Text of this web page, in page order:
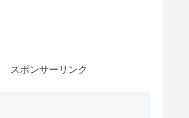
スポンサーリンク